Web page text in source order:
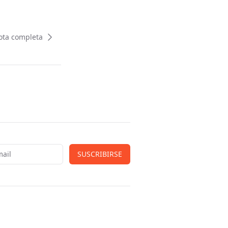
completa
SUSCRIBIRSE